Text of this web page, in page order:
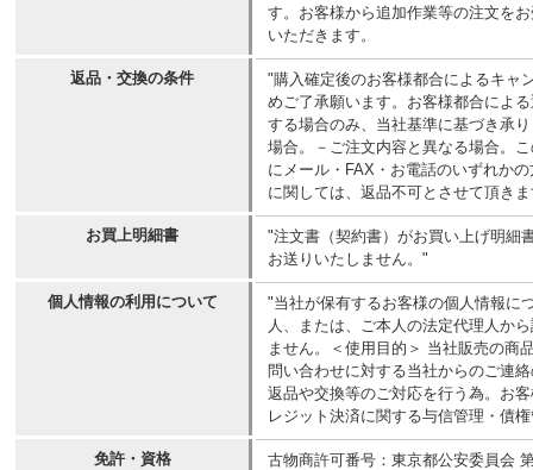
す。お客様から追加作業等の注文を
いただきます。
返品・交換の条件
"購入確定後のお客様都合によるキャ
めご了承願います。お客様都合によ
する場合のみ、当社基準に基づき承
場合。－ご注文内容と異なる場合。
にメール・FAX・お電話のいずれか
に関しては、返品不可とさせて頂き
お買上明細書
"注文書（契約書）がお買い上げ明細
お送りいたしません。"
個人情報の利用について
"当社が保有するお客様の個人情報に
人、または、ご本人の法定代理人か
ません。＜使用目的＞ 当社販売の商
問い合わせに対する当社からのご連
返品や交換等のご対応を行う為。お
レジット決済に関する与信管理・債
免許・資格 古物商許可番号：東京都公安委員会